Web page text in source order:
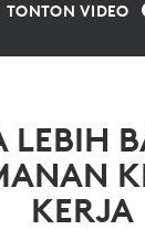
TONTON VIDEO
LEBIH
KERJA